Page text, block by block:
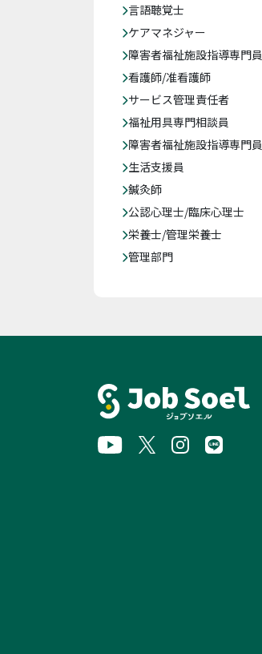
言語聴覚士
ケアマネジャー
障害者福祉施設指導専門員
看護師/准看護師
サービス管理責任者
福祉用具専門相談員
障害者福祉施設指導専門員
生活支援員
鍼灸師
公認心理士/臨床心理士
栄養士/管理栄養士
管理部門